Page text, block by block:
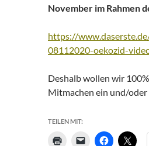
November im Rahmen
https://
08112020-oekozid-
Deshalb wollen wir
Mitmachen ein und/oder
TEILEN MIT: